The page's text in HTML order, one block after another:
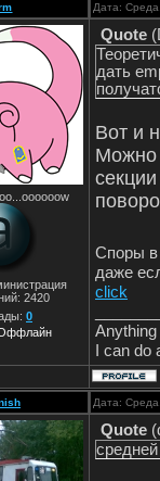
Дата:
2420
0
Quote (
дать
Вот и
Можно
Споры в
даже
click
I can do
Дата:
Quote (